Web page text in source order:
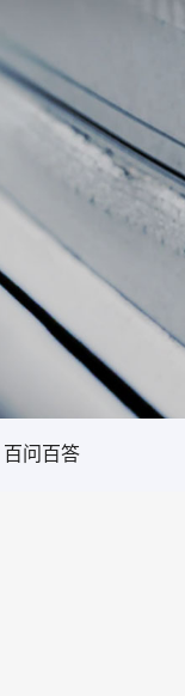
百问百答